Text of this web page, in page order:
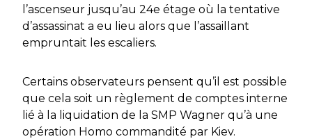
l’ascenseur jusqu’au 24e étage où la tentative
d’assassinat a eu lieu alors que l’assaillant
empruntait les escaliers.
Certains observateurs pensent qu’il est possible
que cela soit un règlement de comptes interne
lié à la liquidation de la SMP Wagner qu’à une
opération Homo commandité par Kiev.